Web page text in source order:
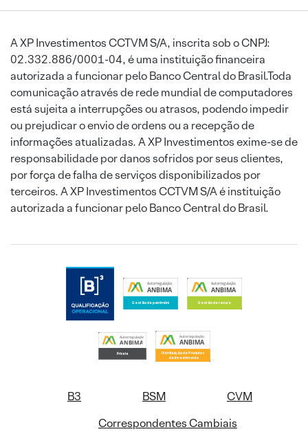
A XP Investimentos CCTVM S/A, inscrita sob o CNPJ:
02.332.886/0001-04, é uma instituição financeira
autorizada a funcionar pelo Banco Central do Brasil.Toda
comunicação através de rede mundial de computadores
está sujeita a interrupções ou atrasos, podendo impedir
ou prejudicar o envio de ordens ou a recepção de
informações atualizadas. A XP Investimentos exime-se de
responsabilidade por danos sofridos por seus clientes,
por força de falha de serviços disponibilizados por
terceiros. A XP Investimentos CCTVM S/A é instituição
autorizada a funcionar pelo Banco Central do Brasil.
B3 BSM
CVM
Correspondentes Cambiais